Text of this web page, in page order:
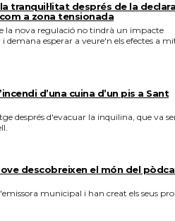
tranquil·litat després de la
a zona tensionada
la nova regulació no tindrà un impacte
esperar a veure'n els efectes a
d’una cuina d’un pis a Sant
després d'evacuar la inquilina, que va
descobreixen el món del
municipal i han creat els seus